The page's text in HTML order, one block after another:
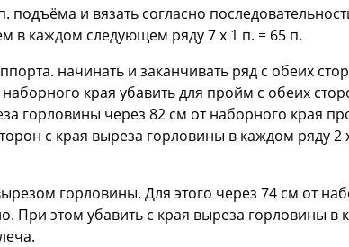
подъёма и вязать согласно
в каждом следующем ряду 7 x 1 п. = 65 п.
начинать и заканчивать ряд с обеих
края убавить для пройм с обеих
горловины через 82 см от наборного края
с края выреза горловины в каждом ряду 2
горловины. Для этого через 74 см от
При этом убавить с края выреза горловины в